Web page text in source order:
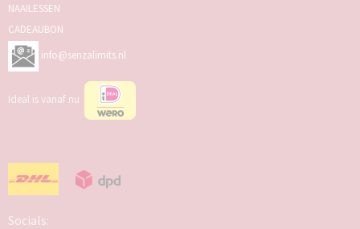
NAAILESSEN
CADEAUBON
info@senzalimits.nl
Ideal is vanaf nu
Socials: